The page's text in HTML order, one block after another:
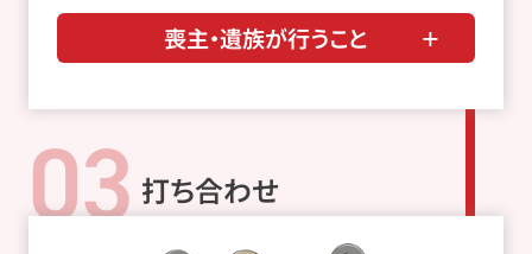
喪主・遺族が行うこと
03 打ち合わせ